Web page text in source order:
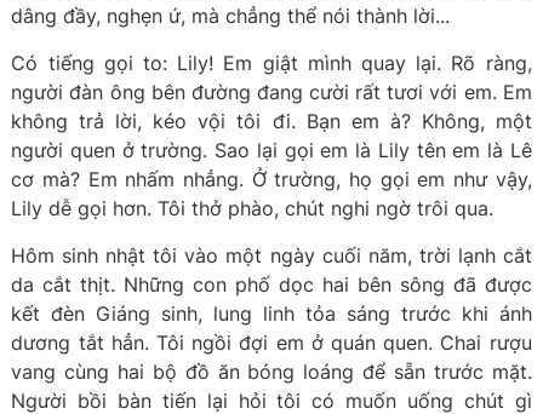
dâng đầy, nghẹn ứ, mà chẳng thể nói thành lời...
Có tiếng gọi to: Lily! Em giật mình quay lại. Rõ ràng,
người đàn ông bên đường đang cười rất tươi với em. Em
không trả lời, kéo vội tôi đi. Bạn em à? Không, một
người quen ở trường. Sao lại gọi em là Lily tên em là Lê
cơ mà? Em nhấm nhẳng. Ở trường, họ gọi em như vậy,
Lily dễ gọi hơn. Tôi thở phào, chút nghi ngờ trôi qua.
Hôm sinh nhật tôi vào một ngày cuối năm, trời lạnh cắt
da cắt thịt. Những con phố dọc hai bên sông đã được
kết đèn Giáng sinh, lung linh tỏa sáng trước khi ánh
dương tắt hẳn. Tôi ngồi đợi em ở quán quen. Chai rượu
vang cùng hai bộ đồ ăn bóng loáng để sẵn trước mặt.
Người bồi bàn tiến lại hỏi tôi có muốn uống chút gì